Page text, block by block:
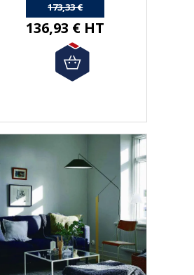
Set batterie CRISTEL
Casteline 14 pièces
amovibles en inox
Set batterie de 14 pièces
- issues de la collectionCasteline
amovible
- fabriquées enFranceparCristel
173,33 €
136,93 € HT